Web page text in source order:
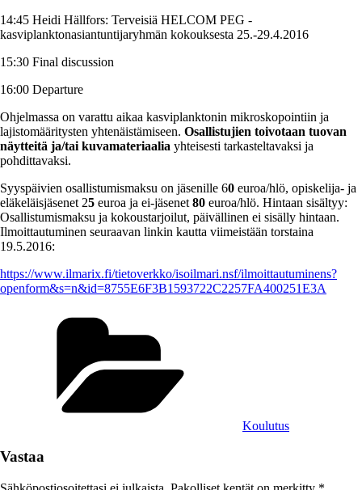
14:45 Heidi Hällfors: Terveisiä HELCOM PEG -
kasviplanktonasiantuntijaryhmän kokouksesta 25.-29.4.2016
15:30 Final discussion
16:00 Departure
Ohjelmassa on varattu aikaa kasviplanktonin mikroskopointiin ja
lajistomääritysten yhtenäistämiseen. Osallistujien toivotaan tuovan
näytteitä ja/tai kuvamateriaalia yhteisesti tarkasteltavaksi ja
pohdittavaksi.
Syyspäivien osallistumismaksu on jäsenille 60 euroa/hlö, opiskelija- ja
eläkeläisjäsenet 25 euroa ja ei-jäsenet 80 euroa/hlö. Hintaan sisältyy:
Osallistumismaksu ja kokoustarjoilut, päivällinen ei sisälly hintaan.
Ilmoittautuminen seuraavan linkin kautta viimeistään torstaina
19.5.2016:
https://www.ilmarix.fi/tietoverkko/isoilmari.nsf/ilmoittautuminens?
openform&s=n&id=8755E6F3B1593722C2257FA400251E3A
Koulutus
Vastaa